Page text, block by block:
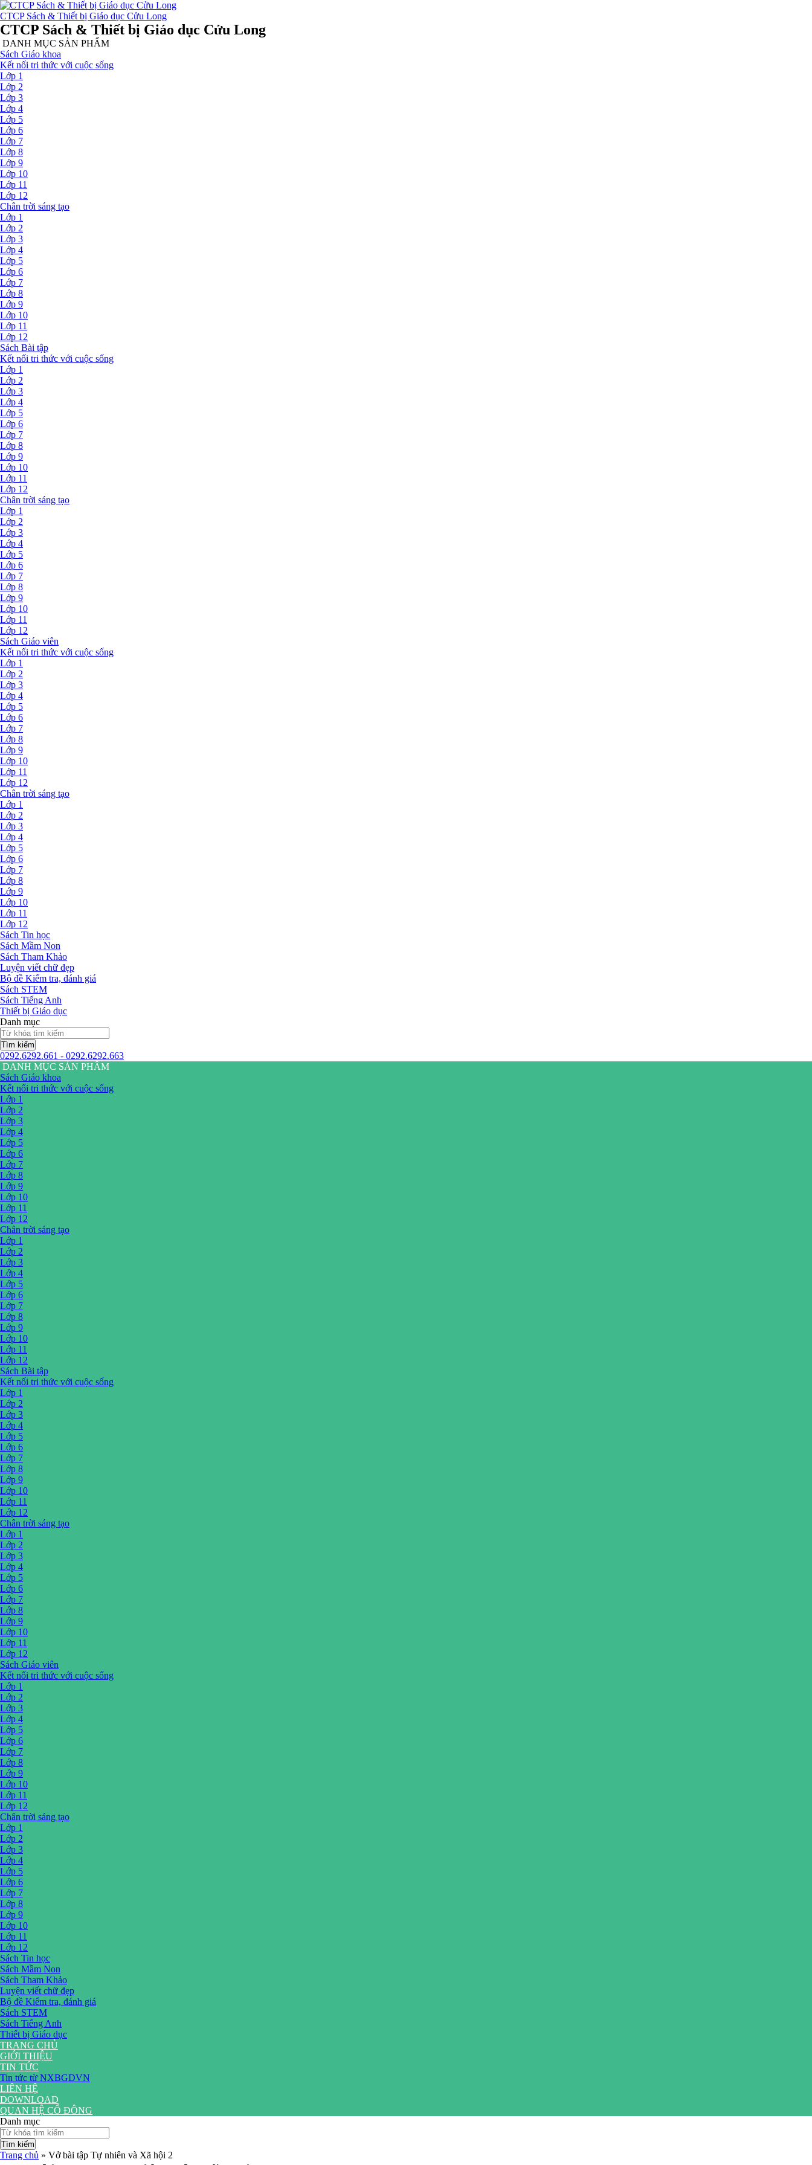
CTCP Sách & Thiết bị Giáo dục Cửu Long
CTCP Sách & Thiết bị Giáo dục Cửu Long
DANH MỤC SẢN PHẨM
Sách Giáo khoa
Kết nối tri thức với cuộc sống
Lớp 1
Lớp 2
Lớp 3
Lớp 4
Lớp 5
Lớp 6
Lớp 7
Lớp 8
Lớp 9
Lớp 10
Lớp 11
Lớp 12
Chân trời sáng tạo
Lớp 1
Lớp 2
Lớp 3
Lớp 4
Lớp 5
Lớp 6
Lớp 7
Lớp 8
Lớp 9
Lớp 10
Lớp 11
Lớp 12
Sách Bài tập
Kết nối tri thức với cuộc sống
Lớp 1
Lớp 2
Lớp 3
Lớp 4
Lớp 5
Lớp 6
Lớp 7
Lớp 8
Lớp 9
Lớp 10
Lớp 11
Lớp 12
Chân trời sáng tạo
Lớp 1
Lớp 2
Lớp 3
Lớp 4
Lớp 5
Lớp 6
Lớp 7
Lớp 8
Lớp 9
Lớp 10
Lớp 11
Lớp 12
Sách Giáo viên
Kết nối tri thức với cuộc sống
Lớp 1
Lớp 2
Lớp 3
Lớp 4
Lớp 5
Lớp 6
Lớp 7
Lớp 8
Lớp 9
Lớp 10
Lớp 11
Lớp 12
Chân trời sáng tạo
Lớp 1
Lớp 2
Lớp 3
Lớp 4
Lớp 5
Lớp 6
Lớp 7
Lớp 8
Lớp 9
Lớp 10
Lớp 11
Lớp 12
Sách Tin học
Sách Mầm Non
Sách Tham Khảo
Luyện viết chữ đẹp
Bộ đề Kiểm tra, đánh giá
Sách STEM
Sách Tiếng Anh
Thiết bị Giáo dục
Danh mục
Tìm kiếm
0292.6292.661 - 0292.6292.663
DANH MỤC SẢN PHẨM
Sách Giáo khoa
Kết nối tri thức với cuộc sống
Lớp 1
Lớp 2
Lớp 3
Lớp 4
Lớp 5
Lớp 6
Lớp 7
Lớp 8
Lớp 9
Lớp 10
Lớp 11
Lớp 12
Chân trời sáng tạo
Lớp 1
Lớp 2
Lớp 3
Lớp 4
Lớp 5
Lớp 6
Lớp 7
Lớp 8
Lớp 9
Lớp 10
Lớp 11
Lớp 12
Sách Bài tập
Kết nối tri thức với cuộc sống
Lớp 1
Lớp 2
Lớp 3
Lớp 4
Lớp 5
Lớp 6
Lớp 7
Lớp 8
Lớp 9
Lớp 10
Lớp 11
Lớp 12
Chân trời sáng tạo
Lớp 1
Lớp 2
Lớp 3
Lớp 4
Lớp 5
Lớp 6
Lớp 7
Lớp 8
Lớp 9
Lớp 10
Lớp 11
Lớp 12
Sách Giáo viên
Kết nối tri thức với cuộc sống
Lớp 1
Lớp 2
Lớp 3
Lớp 4
Lớp 5
Lớp 6
Lớp 7
Lớp 8
Lớp 9
Lớp 10
Lớp 11
Lớp 12
Chân trời sáng tạo
Lớp 1
Lớp 2
Lớp 3
Lớp 4
Lớp 5
Lớp 6
Lớp 7
Lớp 8
Lớp 9
Lớp 10
Lớp 11
Lớp 12
Sách Tin học
Sách Mầm Non
Sách Tham Khảo
Luyện viết chữ đẹp
Bộ đề Kiểm tra, đánh giá
Sách STEM
Sách Tiếng Anh
Thiết bị Giáo dục
TRANG CHỦ
GIỚI THIỆU
TIN TỨC
Tin tức từ NXBGDVN
LIÊN HỆ
DOWNLOAD
QUAN HỆ CỔ ĐÔNG
Danh mục
Tìm kiếm
Trang chủ » Vở bài tập Tự nhiên và Xã hội 2